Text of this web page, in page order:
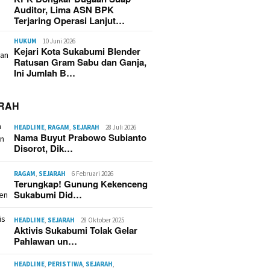
Auditor, Lima ASN BPK
Terjaring Operasi Lanjut…
HUKUM 10 Juni 2026
Kejari Kota Sukabumi Blender
Ratusan Gram Sabu dan Ganja,
Ini Jumlah B…
HEADLINE, RAGAM, SEJARAH 28 Juli 2026
Nama Buyut Prabowo Subianto
Disorot, Dik…
RAGAM, SEJARAH 6 Februari 2026
Terungkap! Gunung Kekenceng
Sukabumi Did…
HEADLINE, SEJARAH 28 Oktober 2025
Aktivis Sukabumi Tolak Gelar
Pahlawan un…
HEADLINE, PERISTIWA, SEJARAH,